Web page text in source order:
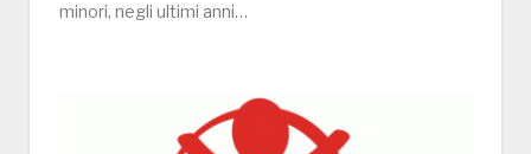
minori, negli ultimi anni…